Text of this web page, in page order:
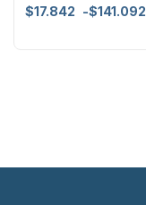
$17.842 -$141.092